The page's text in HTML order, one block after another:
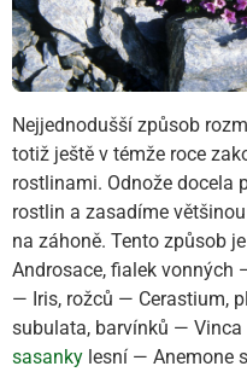
Nejjednodušší způsob
totiž ještě v témže roce
rostlinami. Odnože docela
rostlin a zasadíme
na záhoně. Tento způsob
Androsace, fialek vonných
— Iris, rožců — Cerastium,
subulata, barvínků — Vinca
sasanky lesní — Anemone